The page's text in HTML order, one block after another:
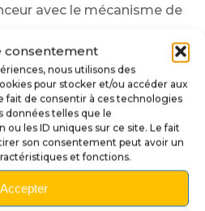
consentement
nous utilisons des
pour stocker et/ou accéder aux
fait de consentir à ces technologies
données telles que le
les ID uniques sur ce site. Le fait
son consentement peut avoir un
et fonctions.
Accepter
avec le mécanisme de
vérifiez la fluidité du
flipper se transforme en
silencieuse.
ce lanceur The
:Inspiré d’une